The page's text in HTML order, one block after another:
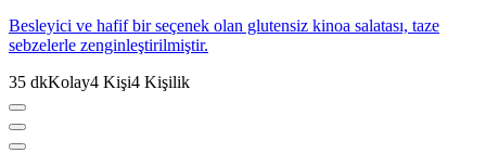
Besleyici ve hafif bir seçenek olan glutensiz kinoa salatası, taze
sebzelerle zenginleştirilmiştir.
35 dkKolay4 Kişi4 Kişilik